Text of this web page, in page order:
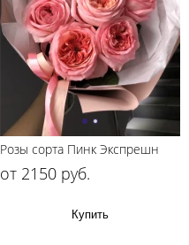
Розы сорта Пинк Экспрешн
от 2150 руб.
Купить